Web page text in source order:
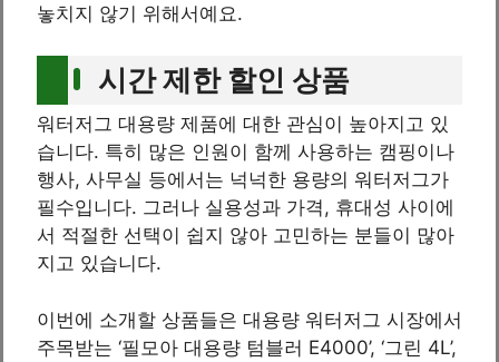
놓치지 않기 위해서예요.
시간 제한 할인 상품
워터저그 대용량 제품에 대한 관심이 높아지고 있
습니다. 특히 많은 인원이 함께 사용하는 캠핑이나
행사, 사무실 등에서는 넉넉한 용량의 워터저그가
필수입니다. 그러나 실용성과 가격, 휴대성 사이에
서 적절한 선택이 쉽지 않아 고민하는 분들이 많아
지고 있습니다.
이번에 소개할 상품들은 대용량 워터저그 시장에서
주목받는 ‘필모아 대용량 텀블러 E4000’, ‘그린 4L’,